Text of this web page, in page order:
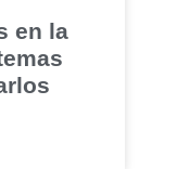
en la